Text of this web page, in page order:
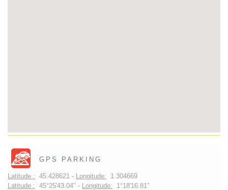
GPS PARKING
Latitude : 45.428621 - Longitude: 1.304669
Latitude : 45°25'43.04" - Longitude: 1°18'16.81"